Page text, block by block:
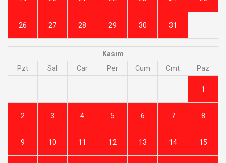
26 27 28 29 30 31
Kasım
Pzt
Sal Car Per Cum Cmt Paz
1
2 3 4 5 6 7 8
9 10 11 12 13 14 15